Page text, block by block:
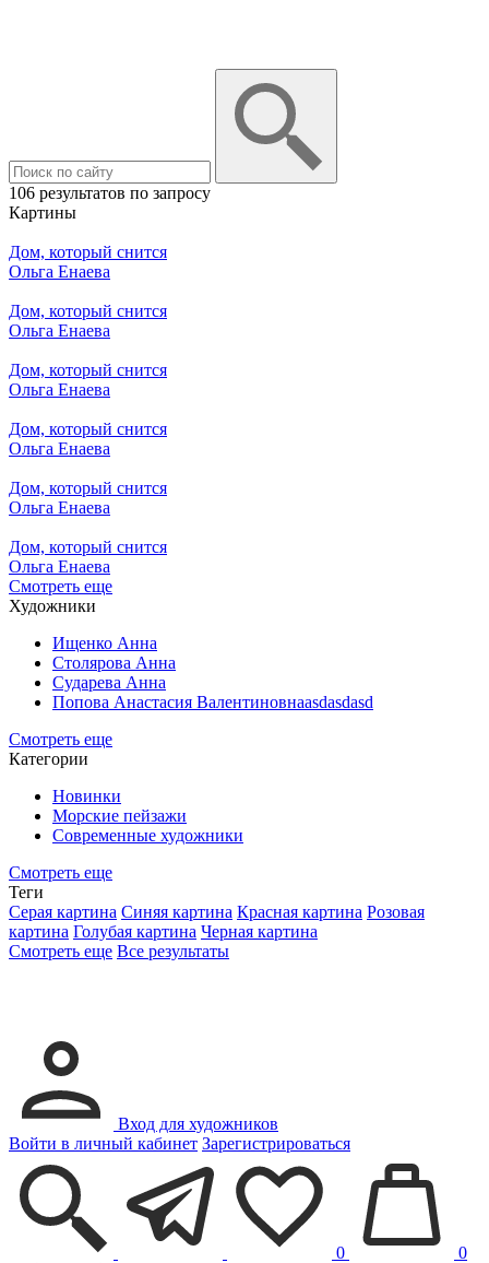
106 результатов по запросу
Картины
Дом, который снится
Ольга Енаева
Дом, который снится
Ольга Енаева
Дом, который снится
Ольга Енаева
Дом, который снится
Ольга Енаева
Дом, который снится
Ольга Енаева
Дом, который снится
Ольга Енаева
Смотреть еще
Художники
Ищенко Анна
Столярова Анна
Сударева Анна
Попова Анастасия Валентиновнаasdasdasd
Смотреть еще
Категории
Новинки
Морские пейзажи
Современные художники
Смотреть еще
Теги
Серая картина Синяя картина Красная картина Розовая
картина Голубая картина Черная картина
Смотреть еще Все результаты
Вход для художников
Войти в личный кабинет Зарегистрироваться
0 0